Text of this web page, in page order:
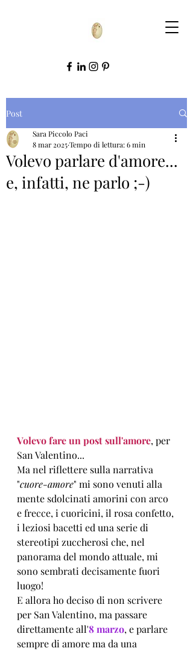
Post
Volevo parlare d'amore...
e, infatti, ne parlo ;-)
Sara Piccolo Paci
8 mar 2025Tempo di lettura: 6 min
Volevo fare un post sull'amore, per
San Valentino...
Ma nel riflettere sulla narrativa
"cuore-amore" mi sono venuti alla
mente sdolcinati amorini con arco
e frecce, i cuoricini, il rosa confetto,
i leziosi bacetti ed una serie di
stereotipi zuccherosi che, nel
panorama del mondo attuale, mi
sono sembrati decisamente fuori
luogo!
E allora ho deciso di non scrivere
per San Valentino, ma passare
direttamente all'8 marzo, e parlare
sempre di amore ma da una